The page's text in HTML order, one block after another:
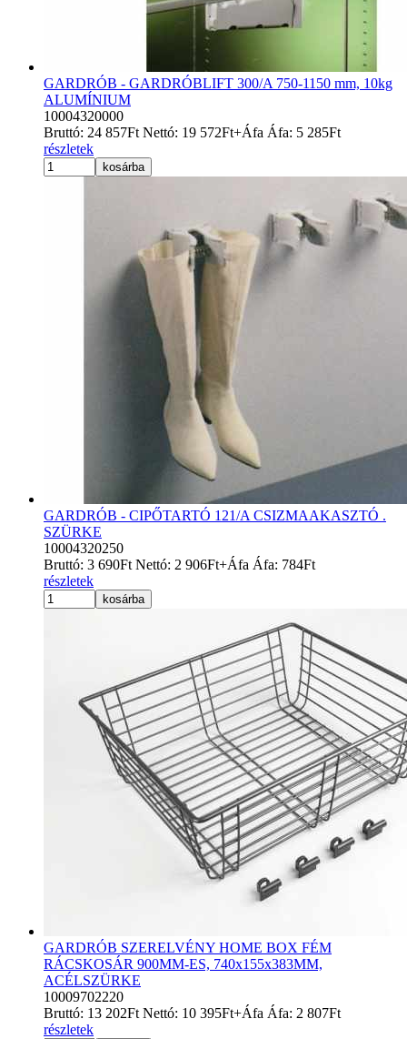
GARDRÓB - GARDRÓBLIFT 300/A 750-1150 mm, 10kg
ALUMÍNIUM
10004320000
Bruttó: 24 857Ft Nettó: 19 572Ft+Áfa Áfa: 5 285Ft
részletek
kosárba
GARDRÓB - CIPŐTARTÓ 121/A CSIZMAAKASZTÓ .
SZÜRKE
10004320250
Bruttó: 3 690Ft Nettó: 2 906Ft+Áfa Áfa: 784Ft
részletek
kosárba
GARDRÓB SZERELVÉNY HOME BOX FÉM
RÁCSKOSÁR 900MM-ES, 740x155x383MM,
ACÉLSZÜRKE
10009702220
Bruttó: 13 202Ft Nettó: 10 395Ft+Áfa Áfa: 2 807Ft
részletek